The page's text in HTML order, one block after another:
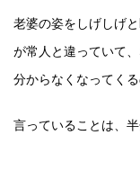
老婆の姿をしげしげ
が常人と違っていて
分からなくなってくる
言っていることは、